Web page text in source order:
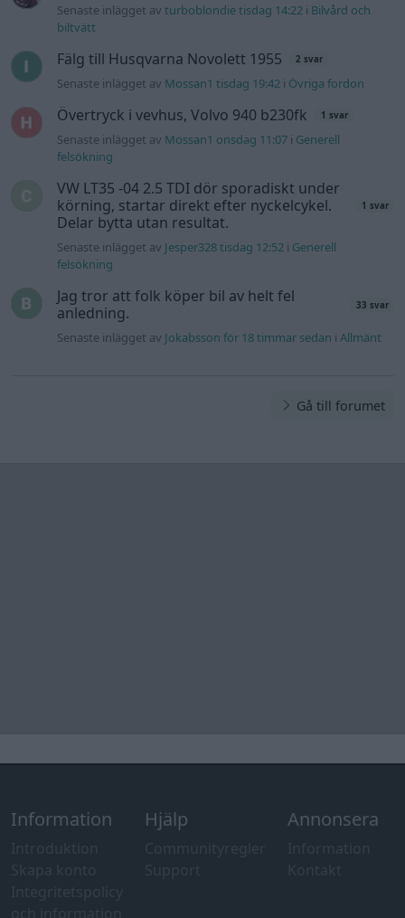
Senaste inlägget avturboblondie tisdag 14:22 i Bilvård och
biltvätt
Fälg till Husqvarna Novolett 1955 2 svar
Senaste inlägget av Mossan1 tisdag 19:42 i Övriga fordon
Övertryck i vevhus, Volvo 940 b230fk 1 svar
Senaste inlägget av Mossan1 onsdag 11:07 i Generell
felsökning
VW LT35 -04 2.5 TDI dör sporadiskt under
körning, startar direkt efter nyckelcykel.
Delar bytta utan resultat.
1 svar
Senaste inlägget av Jesper328 tisdag 12:52 i Generell
felsökning
Jag tror att folk köper bil av helt fel
anledning.
33 svar
Senaste inlägget av Jokabsson för 18 timmar sedan iAllmänt
Gå till forumet
Information Hjälp Annonsera